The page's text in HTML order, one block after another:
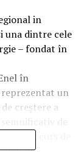
in
una dintre cele
– fondat în
în
reprezentat un
creștere a
și în curs de